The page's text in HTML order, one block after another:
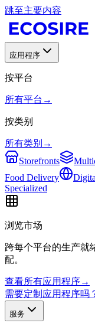
跳至主要内容
应用程序
按平台
所有平台 →
按类别
所有类别 →
Storefronts
Food Delivery
Specialized
浏览市场
跨每个平台的生产就
配。
查看所有应用程序→
需要定制应用程序吗
服务